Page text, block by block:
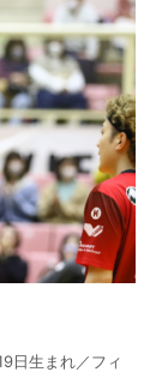
日生まれ／フィ